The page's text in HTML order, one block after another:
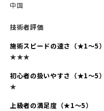
中国
技術者評価
施術スピードの速さ（★1～5）
★★★
初心者の扱いやすさ（★1～5）
★
上級者の満足度（★1～5）